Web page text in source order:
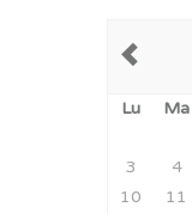
Lu Ma
3
4
10
11